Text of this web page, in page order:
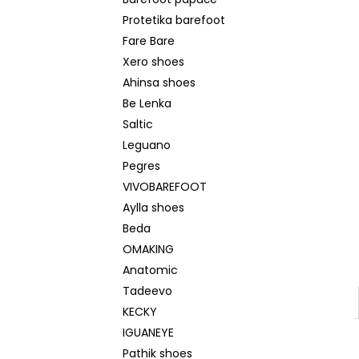
Protetika barefoot
Fare Bare
Xero shoes
Ahinsa shoes
Be Lenka
Saltic
Leguano
Pegres
VIVOBAREFOOT
Aylla shoes
Beda
OMAKING
Anatomic
Tadeevo
KECKY
IGUANEYE
Pathik shoes
BEDA SANDÁLY BFN 170010/SD/W/NL
1 290 Kč
1 590 Kč